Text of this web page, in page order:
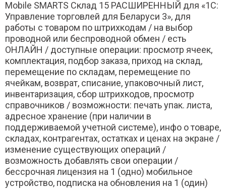
Mobile SMARTS Склад 15 РАСШИРЕННЫЙ для «1С:
Управление торговлей для Беларуси 3», для
работы с товаром по штрихкодам / на выбор
проводной или беспроводной обмен / есть
ОНЛАЙН / доступные операции: просмотр ячеек,
комплектация, подбор заказа, приход на склад,
перемещение по складам, перемещение по
ячейкам, возврат, списание, упаковочный лист,
инвентаризация, сбор штрихкодов, просмотр
справочников / возможности: печать упак. листа,
адресное хранение (при наличии в
поддерживаемой учетной системе), инфо о товаре,
складах, контрагентах, остатках и ценах на экране /
изменение существующих операций /
возможность добавлять свои операции /
бессрочная лицензия на 1 (одно) мобильное
устройство, подписка на обновления на 1 (один)